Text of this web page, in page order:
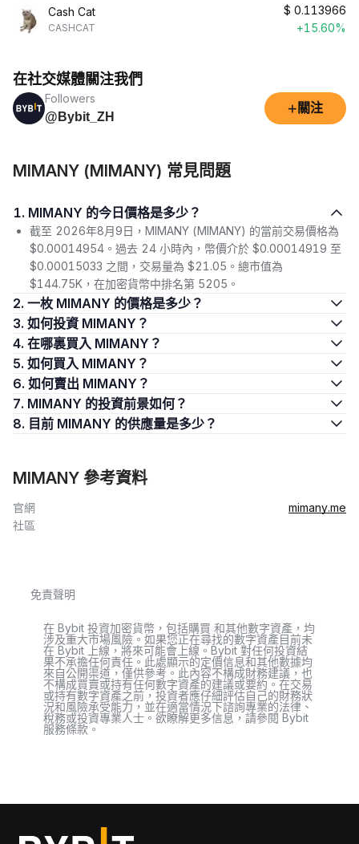
Cash Cat
CASHCAT
$ 0.113966
+15.60%
在社交媒體關注我們
Followers
@Bybit_ZH
+ 關注
MIMANY (MIMANY) 常見問題
1. MIMANY 的今日價格是多少？
截至 2026年8月9日，MIMANY (MIMANY) 的當前交易價格為
$0.00014954。過去 24 小時內，幣價介於 $0.00014919 至
$0.00015033 之間，交易量為 $21.05。總市值為
$144.75K，在加密貨幣中排名第 5205。
2. 一枚 MIMANY 的價格是多少？
3. 如何投資 MIMANY？
4. 在哪裏買入 MIMANY？
5. 如何買入 MIMANY？
6. 如何賣出 MIMANY？
7. MIMANY 的投資前景如何？
8. 目前 MIMANY 的供應量是多少？
MIMANY 參考資料
官網
mimany.me
社區
免責聲明
在 Bybit 投資加密貨幣，包括購買 和其他數字資產，均
涉及重大市場風險。如果您正在尋找的數字資產目前未
在 Bybit 上線，將來可能會上線。Bybit 對任何投資結
果不承擔任何責任。此處顯示的定價信息和其他數據均
來自公開渠道，僅供參考。此內容不構成財務建議，也
不構成買賣或持有任何數字資產的建議或要約。在交易
或持有數字資產之前，投資者應仔細評估自己的財務狀
況和風險承受能力，並在適當情況下諮詢專業的法律、
稅務或投資專業人士。欲瞭解更多信息，請參閱 Bybit
服務條款。